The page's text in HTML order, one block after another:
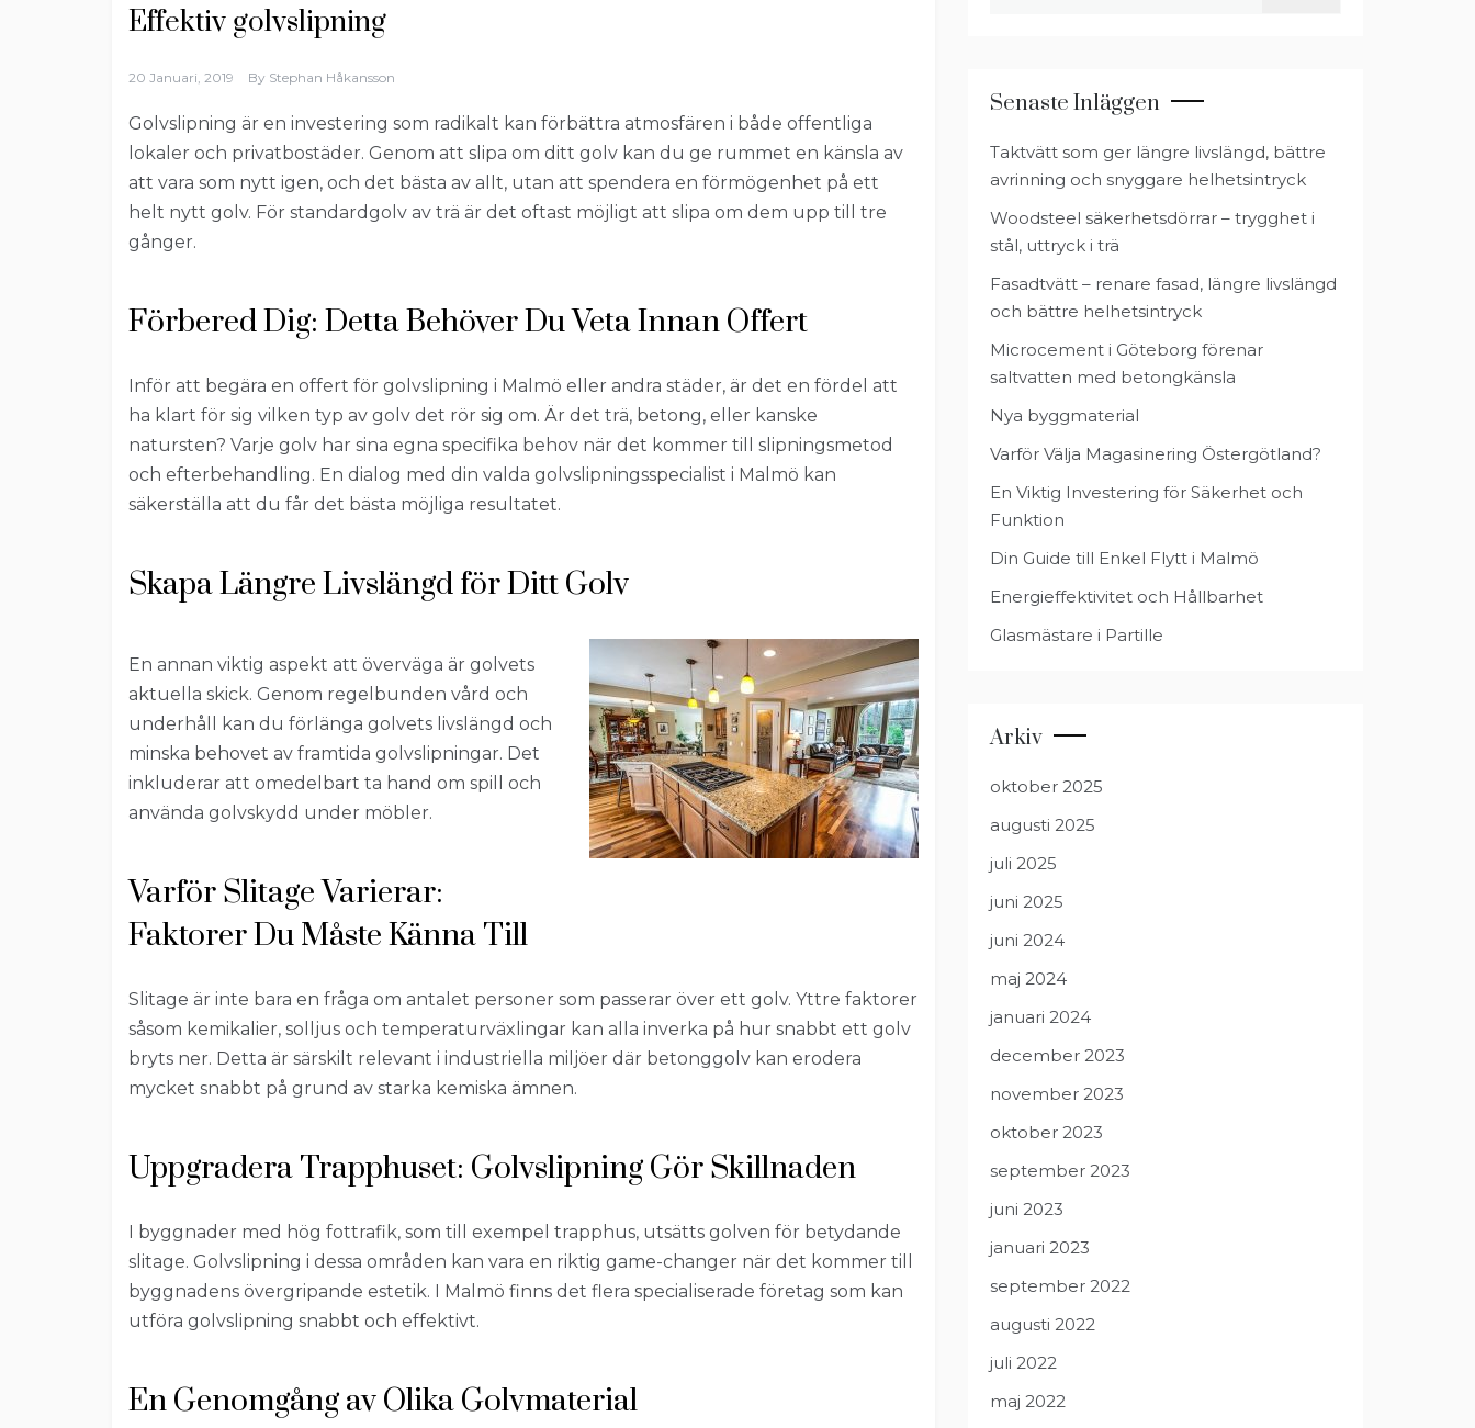
Effektiv golvslipning
20 Januari, 2019 By Stephan Håkansson
Golvslipning är en investering som radikalt kan förbättra atmosfären i både offentliga
lokaler och privatbostäder. Genom att slipa om ditt golv kan du ge rummet en känsla av
att vara som nytt igen, och det bästa av allt, utan att spendera en förmögenhet på ett
helt nytt golv. För standardgolv av trä är det oftast möjligt att slipa om dem upp till tre
gånger.
Förbered Dig: Detta Behöver Du Veta Innan Offert
Inför att begära en offert för golvslipning i Malmö eller andra städer, är det en fördel att
ha klart för sig vilken typ av golv det rör sig om. Är det trä, betong, eller kanske
natursten? Varje golv har sina egna specifika behov när det kommer till slipningsmetod
och efterbehandling. En dialog med din valda golvslipningsspecialist i Malmö kan
säkerställa att du får det bästa möjliga resultatet.
Skapa Längre Livslängd för Ditt Golv
En annan viktig aspekt att överväga är golvets
aktuella skick. Genom regelbunden vård och
underhåll kan du förlänga golvets livslängd och
minska behovet av framtida golvslipningar. Det
inkluderar att omedelbart ta hand om spill och
använda golvskydd under möbler.
Varför Slitage Varierar:
Faktorer Du Måste Känna Till
Slitage är inte bara en fråga om antalet personer som passerar över ett golv. Yttre faktorer
såsom kemikalier, solljus och temperaturväxlingar kan alla inverka på hur snabbt ett golv
bryts ner. Detta är särskilt relevant i industriella miljöer där betonggolv kan erodera
mycket snabbt på grund av starka kemiska ämnen.
Uppgradera Trapphuset: Golvslipning Gör Skillnaden
I byggnader med hög fottrafik, som till exempel trapphus, utsätts golven för betydande
slitage. Golvslipning i dessa områden kan vara en riktig game-changer när det kommer till
byggnadens övergripande estetik. I Malmö finns det flera specialiserade företag som kan
utföra golvslipning snabbt och effektivt.
En Genomgång av Olika Golvmaterial
Senaste Inläggen
Taktvätt som ger längre livslängd, bättre
avrinning och snyggare helhetsintryck
Woodsteel säkerhetsdörrar – trygghet i
stål, uttryck i trä
Fasadtvätt – renare fasad, längre livslängd
och bättre helhetsintryck
Microcement i Göteborg förenar
saltvatten med betongkänsla
Nya byggmaterial
Varför Välja Magasinering Östergötland?
En Viktig Investering för Säkerhet och
Funktion
Din Guide till Enkel Flytt i Malmö
Energieffektivitet och Hållbarhet
Glasmästare i Partille
Arkiv
oktober 2025
augusti 2025
juli 2025
juni 2025
juni 2024
maj 2024
januari 2024
december 2023
november 2023
oktober 2023
september 2023
juni 2023
januari 2023
september 2022
augusti 2022
juli 2022
maj 2022